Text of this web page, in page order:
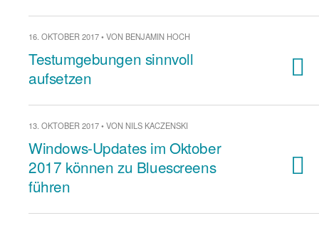
16. OKTOBER 2017 • VON BENJAMIN HOCH
Testumgebungen sinnvoll
aufsetzen
13. OKTOBER 2017 • VON NILS KACZENSKI
Windows-Updates im Oktober
2017 können zu Bluescreens
führen